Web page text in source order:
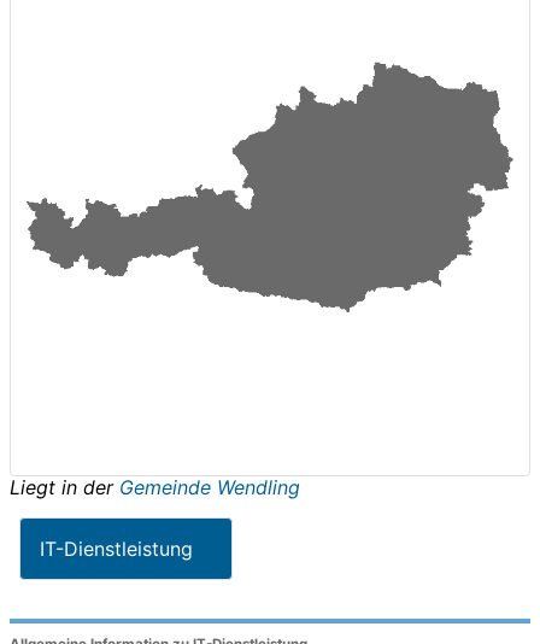
Liegt in der Gemeinde Wendling
IT-Dienstleistung